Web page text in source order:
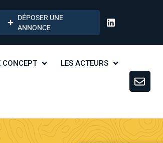
DÉPOSER UNE
ANNONCE
CONCEPT LES ACTEURS